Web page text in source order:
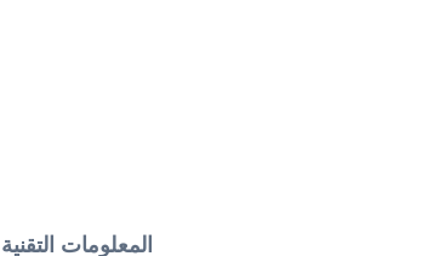
المعلومات التقنية Panda